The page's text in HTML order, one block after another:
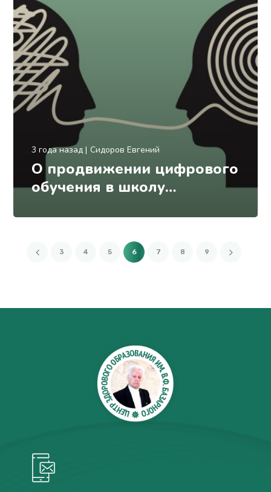
3 года назад Сидоров Евгений
О продвижении цифрового
обучения в школу…
3 4 5 6 7 8 9